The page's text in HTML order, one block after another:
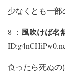
少なくとも一
8 ： 風吹けば名
食ったら死ぬの